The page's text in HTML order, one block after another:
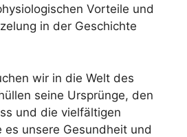
Vorteile und
in der Geschichte
wir in die Welt des
seine Ursprünge, den
und die vielfältigen
es unsere Gesundheit und